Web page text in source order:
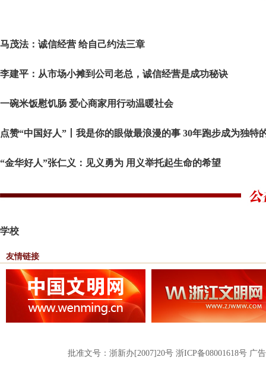
马茂法：诚信经营 给自己约法三章
李建平：从市场小摊到公司老总，诚信经营是成功秘诀
一碗米饭慰饥肠 爱心商家用行动温暖社会
点赞“中国好人”丨我是你的眼做最浪漫的事 30年跑步成为独特
“金华好人”张仁义：见义勇为 用义举托起生命的希望
学校
友情链接
批准文号：浙新办[2007]20号 浙ICP备08001618号 广